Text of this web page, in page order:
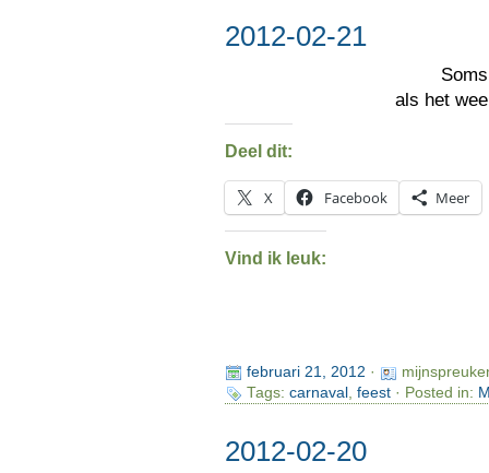
2012-02-21
als het
Deel dit:
X Facebook Meer
Vind ik leuk:
februari 21, 2012 ·
Tags: carnaval , feest· Posted in:
2012-02-20